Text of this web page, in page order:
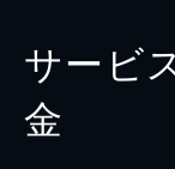
サービ
金